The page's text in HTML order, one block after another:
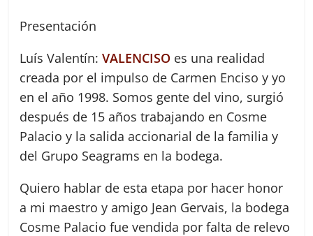
Presentación
Luís Valentín:VALENCISO es una realidad
creada por el impulso de Carmen Enciso y yo
en el año 1998. Somos gente del vino, surgió
después de 15 años trabajando en Cosme
Palacio y la salida accionarial de la familia y
del Grupo Seagrams en la bodega.
Quiero hablar de esta etapa por hacer honor
a mi maestro y amigo Jean Gervais, la bodega
Cosme Palacio fue vendida por falta de relevo